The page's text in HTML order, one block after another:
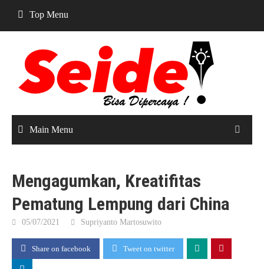
content
Top Menu
Main Menu
Mengagumkan, Kreatifitas
Pematung Lempung dari China
05/07/2021 Supriyanto Martosuwito
Share on facebook Tweet on twitter